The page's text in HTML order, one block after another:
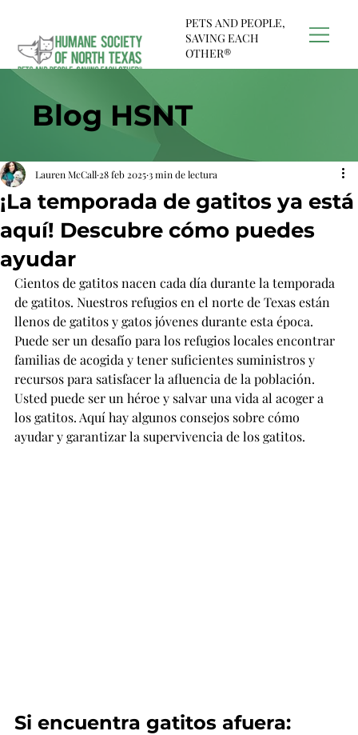
PETS AND PEOPLE,
SAVING EACH
OTHER®
Blog HSNT
¡La temporada de gatitos ya está
aquí! Descubre cómo puedes
ayudar
Lauren McCall 28 feb 20253 min de lectura
Cientos de gatitos nacen cada día durante la temporada
de gatitos. Nuestros refugios en el norte de Texas están
llenos de gatitos y gatos jóvenes durante esta época.
Puede ser un desafío para los refugios locales encontrar
familias de acogida y tener suficientes suministros y
recursos para satisfacer la afluencia de la población.
Usted puede ser un héroe y salvar una vida al acoger a
los gatitos. Aquí hay algunos consejos sobre cómo
ayudar y garantizar la supervivencia de los gatitos.
Si encuentra gatitos afuera: